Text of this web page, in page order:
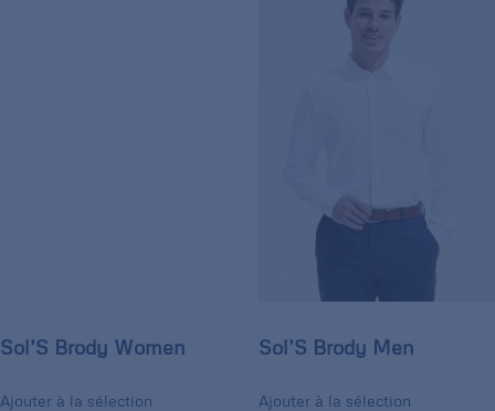
Sol’S Brody Women
Ajouter à la sélection
Sol’S Brody Men
Ajouter à la sélection